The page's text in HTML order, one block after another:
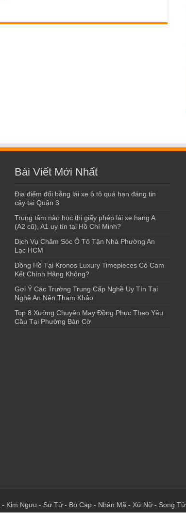
Bài Viết Mới Nhất
Địa điểm đổi bằng lái xe ô tô quá hạn đáng tin
cậy tại Quận 3
Trung tâm nào học thi giấy phép lái xe hạng A
(A2 cũ), A1 uy tín tại Hồ Chí Minh?
Dịch Vụ Chăm Sóc Ô Tô Tận Nhà Phường An
Lạc HCM
Đồng Hồ Tại Kronos Luxury Timepieces Có Cam
Kết Chính Hãng Không?
Gợi Ý Các Trường Trung Cấp Nghề Uy Tín Tại
Nghệ An Nên Tham Khảo
Top 8 Xưởng Chuyên May Đồng Phục Theo Yêu
Cầu Tại Phường Bàn Cờ
- Kim Ngưu - Sư Tử - Bọ Cạp - Nhân Mã - Xử Nữ - Song Tử